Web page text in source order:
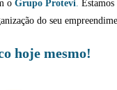
o Grupo Protevi.
do seu
hoje mesmo!